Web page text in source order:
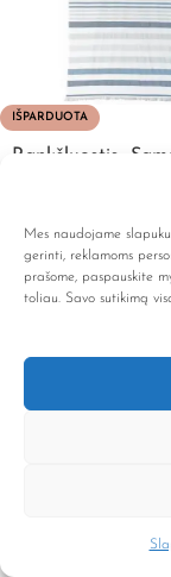
Mes naudojame
gerinti, reklamoms
prašome, paspauskite
toliau. Savo sutikimą
IŠPARDUOTA
Rankšluostis
39,90€
1 dydis / 100x200
Vonios
atributas, bet ir
tiekėjų, kuriems
iki tekstūros bei